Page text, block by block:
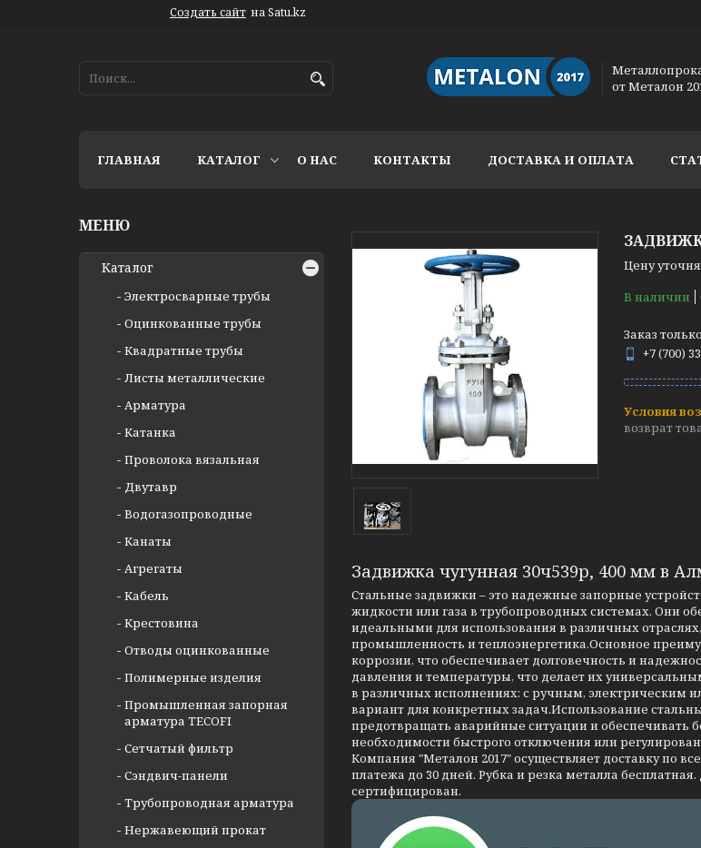
Создать сайт на Satu.kz
от Металон
ГЛАВНАЯ КАТАЛОГ О НАС КОНТАКТЫ ДОСТАВКА И ОПЛАТА
Цену
В наличии
Заказ
+7 (700)
возврат
Задвижка чугунная 30ч539р, 400 мм в
Стальные задвижки – это надежные запорные
жидкости или газа в трубопроводных системах. Они
идеальными для использования в различных
промышленность и теплоэнергетика.Основное
коррозии, что обеспечивает долговечность и
давления и температуры, что делает их
в различных исполнениях: с ручным, электрическим
вариант для конкретных задач.Использование
предотвращать аварийные ситуации и
необходимости быстрого отключения или
Компания "Металон 2017" осуществляет доставку по
платежа до 30 дней. Рубка и резка металла
сертифицирован.
Каталог
Электросварные трубы
Оцинкованные трубы
Квадратные трубы
Листы металлические
Арматура
Катанка
Проволока вязальная
Двутавр
Водогазопроводные
Канаты
Агрегаты
Кабель
Крестовина
Отводы оцинкованные
Полимерные изделия
Промышленная запорная
арматура TECOFI
Сетчатый фильтр
Сэндвич-панели
Трубопроводная арматура
Нержавеющий прокат